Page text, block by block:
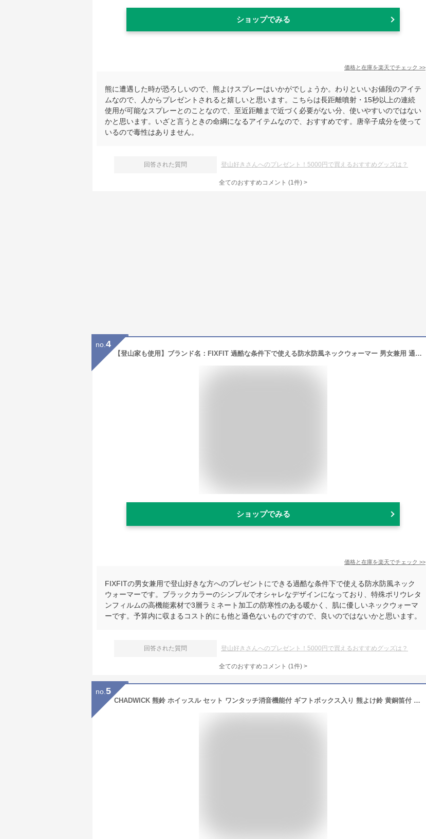
ショップでみる
価格と在庫を楽天でチェック >>
熊に遭遇した時が恐ろしいので、熊よけスプレーはいかがでしょうか。わりといいお値段のアイテ
ムなので、人からプレゼントされると嬉しいと思います。こちらは長距離噴射・15秒以上の連続
使用が可能なスプレーとのことなので、至近距離まで近づく必要がない分、使いやすいのではない
かと思います。いざと言うときの命綱になるアイテムなので、おすすめです。唐辛子成分を使って
いるので毒性はありません。
回答された質問 登山好きさんへのプレゼント！5000円で買えるおすすめグッズは？
全てのおすすめコメント (1件) >
no. 4
【登山家も使用】ブランド名：FIXFIT 過酷な条件下で使える防水防風ネックウォーマー 男女兼用 通勤通学に人気 自転車やロードバイクの防寒 メンズ レディース 肌に優しいトリコット バイクウェア あったか防寒グッズ ゴルフ スキー スノーボード おすすめ LotNo.24
ショップでみる
価格と在庫を楽天でチェック >>
FIXFITの男女兼用で登山好きな方へのプレゼントにできる過酷な条件下で使える防水防風ネック
ウォーマーです。ブラックカラーのシンプルでオシャレなデザインになっており、特殊ポリウレタ
ンフィルムの高機能素材で3層ラミネート加工の防寒性のある暖かく、肌に優しいネックウォーマ
ーです。予算内に収まるコスト的にも他と遜色ないものですので、良いのではないかと思います。
回答された質問 登山好きさんへのプレゼント！5000円で買えるおすすめグッズは？
全てのおすすめコメント (1件) >
no. 5
CHADWICK 熊鈴 ホイッスル セット ワンタッチ消音機能付 ギフトボックス入り 熊よけ鈴 黄銅笛付 登山 ハイキング キャンプ 防災 プレゼント